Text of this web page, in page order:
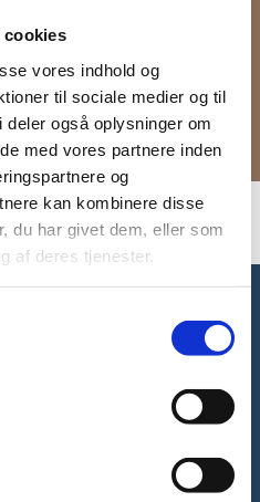
cookies
vores indhold og
til sociale medier og til
også oplysninger om
med vores partnere inden
og
kan kombinere disse
du har givet dem, eller som
af deres tjenester.
ansøgning
i hjertet af Odense
Kaffebar i Overgade